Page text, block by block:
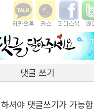
댓글 쓰기
셔야 댓글쓰기가 가능